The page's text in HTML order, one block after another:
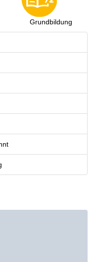
Grundbildung